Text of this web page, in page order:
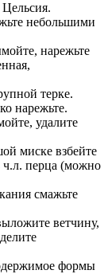
Цельсия.
небольшими
нарежьте
терке.
нарежьте.
удалите
миске взбейте
ч.л. перца (можно
смажьте
ветчину,
формы